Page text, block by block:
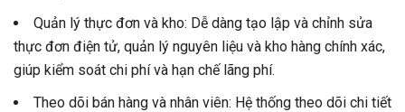
Quản lý thực đơn và kho: Dễ dàng tạo lập và chỉnh sửa
thực đơn điện tử, quản lý nguyên liệu và kho hàng chính xác,
giúp kiểm soát chi phí và hạn chế lãng phí.
Theo dõi bán hàng và nhân viên: Hệ thống theo dõi chi tiết